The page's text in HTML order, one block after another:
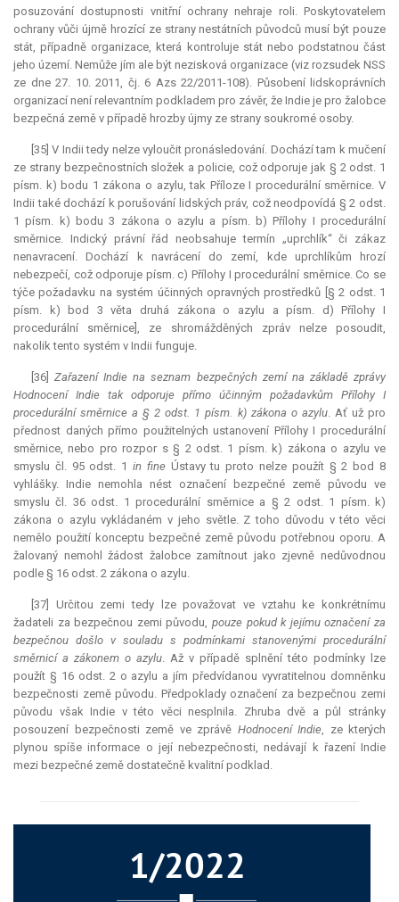
posuzování dostupnosti vnitřní ochrany nehraje roli. Poskytovatelem
ochrany vůči újmě hrozící ze strany nestátních původců musí být pouze
stát, případně organizace, která kontroluje stát nebo podstatnou část
jeho území. Nemůže jím ale být nezisková organizace (viz rozsudek NSS
ze dne 27. 10. 2011, čj. 6 Azs 22/2011-108). Působení lidskoprávních
organizací není relevantním podkladem pro závěr, že Indie je pro žalobce
bezpečná země v případě hrozby újmy ze strany soukromé osoby.
[35] V Indii tedy nelze vyloučit pronásledování. Dochází tam k mučení
ze strany bezpečnostních složek a policie, což odporuje jak § 2 odst. 1
písm. k) bodu 1 zákona o azylu, tak Příloze I procedurální směrnice. V
Indii také dochází k porušování lidských práv, což neodpovídá § 2 odst.
1 písm. k) bodu 3 zákona o azylu a písm. b) Přílohy I procedurální
směrnice. Indický právní řád neobsahuje termín „uprchlík“ či zákaz
nenavracení. Dochází k navrácení do zemí, kde uprchlíkům hrozí
nebezpečí, což odporuje písm. c) Přílohy I procedurální směrnice. Co se
týče požadavku na systém účinných opravných prostředků [§ 2 odst. 1
písm. k) bod 3 věta druhá zákona o azylu a písm. d) Přílohy I
procedurální směrnice], ze shromážděných zpráv nelze posoudit,
nakolik tento systém v Indii funguje.
[36]Zařazení Indie na seznam bezpečných zemí na základě zprávy
Hodnocení Indie tak odporuje přímo účinným požadavkům Přílohy I
procedurální směrnice a § 2 odst. 1 písm. k) zákona o azylu. Ať už pro
přednost daných přímo použitelných ustanovení Přílohy I procedurální
směrnice, nebo pro rozpor s § 2 odst. 1 písm. k) zákona o azylu ve
smyslu čl. 95 odst. 1 in fineÚstavy tu proto nelze použít § 2 bod 8
vyhlášky. Indie nemohla nést označení bezpečné země původu ve
smyslu čl. 36 odst. 1 procedurální směrnice a § 2 odst. 1 písm. k)
zákona o azylu vykládaném v jeho světle. Z toho důvodu v této věci
nemělo použití konceptu bezpečné země původu potřebnou oporu. A
žalovaný nemohl žádost žalobce zamítnout jako zjevně nedůvodnou
podle § 16 odst. 2 zákona o azylu.
[37] Určitou zemi tedy lze považovat ve vztahu ke konkrétnímu
žadateli za bezpečnou zemi původu, pouze pokud k jejímu označení za
bezpečnou došlo v souladu s podmínkami stanovenými procedurální
směrnicí a zákonem o azylu. Až v případě splnění této podmínky lze
použít § 16 odst. 2 o azylu a jím předvídanou vyvratitelnou domněnku
bezpečnosti země původu. Předpoklady označení za bezpečnou zemi
původu však Indie v této věci nesplnila. Zhruba dvě a půl stránky
posouzení bezpečnosti země ve zprávě Hodnocení Indie, ze kterých
plynou spíše informace o její nebezpečnosti, nedávají k řazení Indie
mezi bezpečné země dostatečně kvalitní podklad.